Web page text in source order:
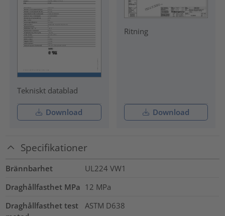
Tekniskt datablad
Download
Ritning
Download
Specifikationer
Brännbarhet
UL224 VW1
Draghållfasthet MPa 12 MPa
Draghållfasthet test
ASTM D638